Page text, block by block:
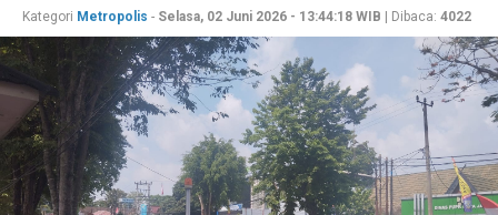
Kategori Metropolis - Selasa, 02 Juni 2026 - 13:44:18 WIB | Dibaca: 4022